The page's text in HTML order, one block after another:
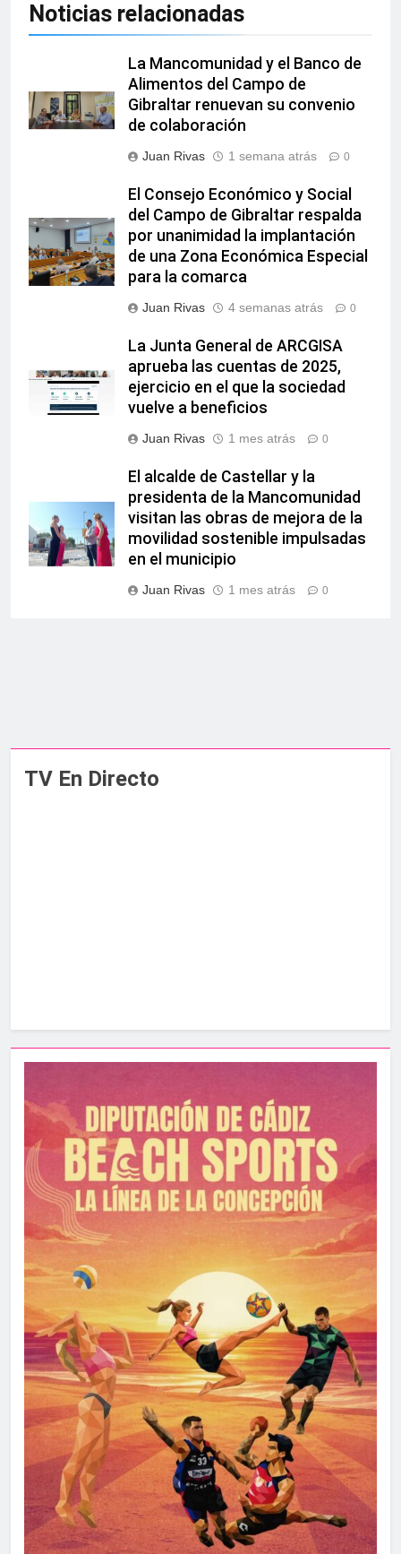
TV En Directo
Noticias relacionadas
La Mancomunidad y el Banco de
Alimentos del Campo de
Gibraltar renuevan su convenio
de colaboración
Juan Rivas 1 semana atrás 0
El Consejo Económico y Social
del Campo de Gibraltar respalda
por unanimidad la implantación
de una Zona Económica Especial
para la comarca
Juan Rivas 4 semanas atrás 0
La Junta General de ARCGISA
aprueba las cuentas de 2025,
ejercicio en el que la sociedad
vuelve a beneficios
Juan Rivas 1 mes atrás 0
El alcalde de Castellar y la
presidenta de la Mancomunidad
visitan las obras de mejora de la
movilidad sostenible impulsadas
en el municipio
Juan Rivas 1 mes atrás 0